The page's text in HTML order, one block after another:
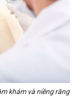
khám và niềng răng